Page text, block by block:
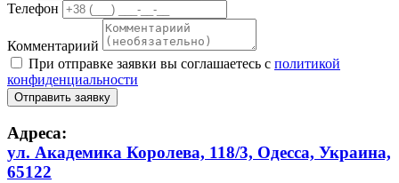
Телефон
Комментариий
При отправке заявки вы соглашаетесь с политикой
конфиденциальности
Отправить заявку
Адреса:
ул. Академика Королева, 118/3, Одесса, Украина,
65122